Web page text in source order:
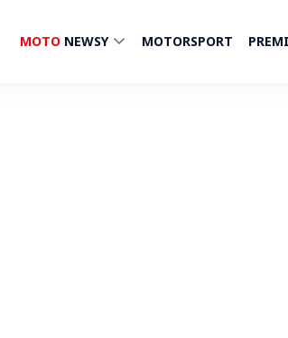
MOTO NEWSY MOTORSPORT